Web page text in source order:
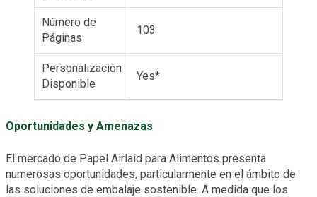
Número de
Páginas
103
Personalización
Disponible
Yes*
Oportunidades y Amenazas
El mercado de Papel Airlaid para Alimentos presenta
numerosas oportunidades, particularmente en el ámbito de
las soluciones de embalaje sostenible. A medida que los